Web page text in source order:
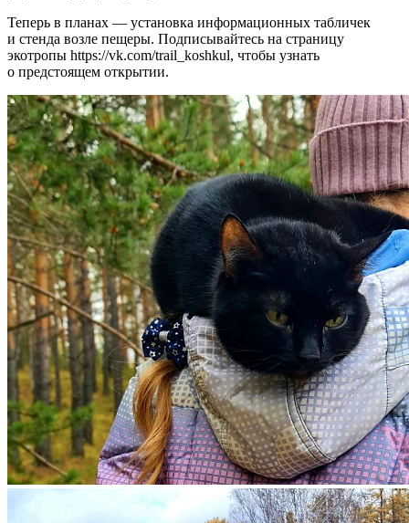
Теперь в планах — установка информационных табличек
и стенда возле пещеры. Подписывайтесь на страницу
экотропы https://vk.com/trail_koshkul, чтобы узнать
о предстоящем открытии.